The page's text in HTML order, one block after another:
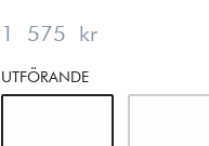
Pris :1 575 kr
1 575 kr
UTFÖRANDE